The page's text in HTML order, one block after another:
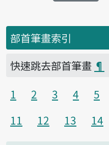
部首筆畫索引
快速跳去部首筆畫 ¶
1
2 3 4 5
11
12 13 14